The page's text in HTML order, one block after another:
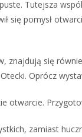
Tutejsza
się pomysł
znajdują się
Oprócz
otwarcie.
zamiast